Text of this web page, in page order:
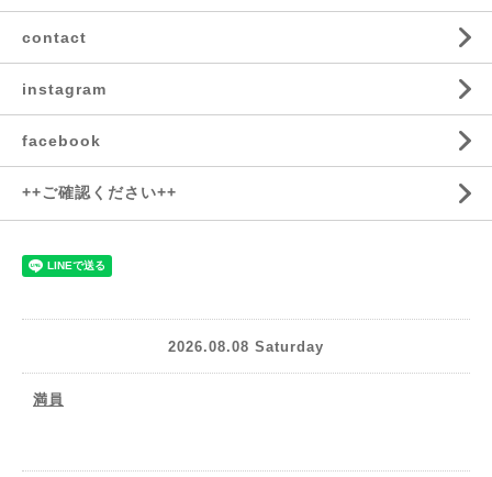
contact
instagram
facebook
++ご確認ください++
2026.08.08 Saturday
満員